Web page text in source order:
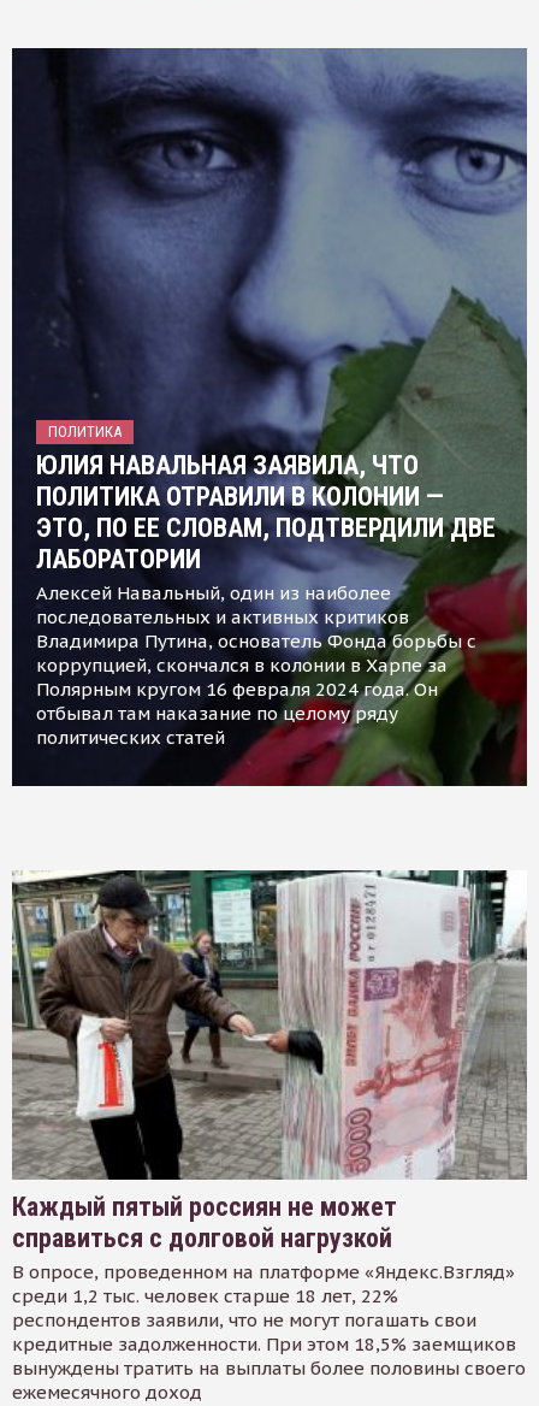
ПОЛИТИКА
ЮЛИЯ НАВАЛЬНАЯ ЗАЯВИЛА, ЧТО
ПОЛИТИКА ОТРАВИЛИ В КОЛОНИИ —
ЭТО, ПО ЕЕ СЛОВАМ, ПОДТВЕРДИЛИ ДВЕ
ЛАБОРАТОРИИ
Алексей Навальный, один из наиболее
последовательных и активных критиков
Владимира Путина, основатель Фонда борьбы с
коррупцией, скончался в колонии в Харпе за
Полярным кругом 16 февраля 2024 года. Он
отбывал там наказание по целому ряду
политических статей
Каждый пятый россиян не может
справиться с долговой нагрузкой
В опросе, проведенном на платформе «Яндекс.Взгляд»
среди 1,2 тыс. человек старше 18 лет, 22%
респондентов заявили, что не могут погашать свои
кредитные задолженности. При этом 18,5% заемщиков
вынуждены тратить на выплаты более половины своего
ежемесячного доход